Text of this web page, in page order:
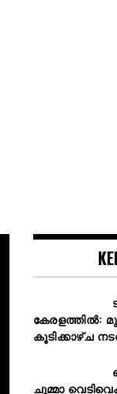
കേരളത്തിൽ:
കൂടിക്കാഴ്ച
ചുമ്മാ